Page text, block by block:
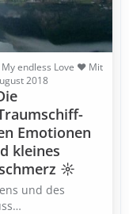
My endless Love ♥ Mit
2018
Emotionen
kleines
☼
und des